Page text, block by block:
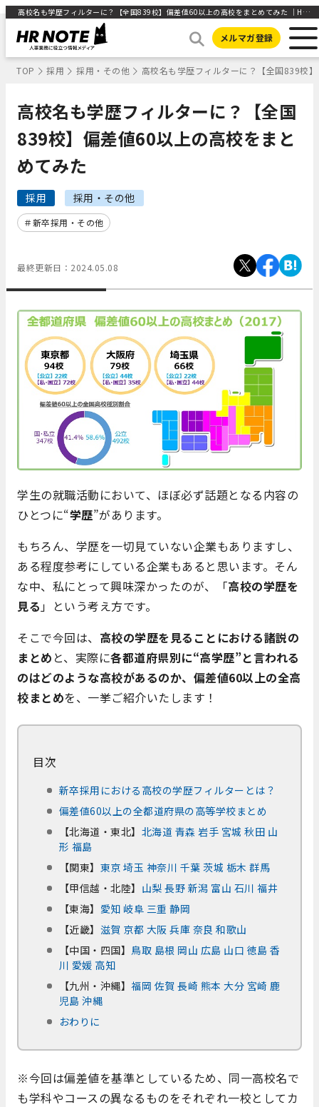
高校名も学歴フィルターに？【全国839校】偏差値60以上の高校をまとめてみた ｜HR NOTE
メルマガ登録
TOP 採用 採用・その他 高校名も学歴フィルターに？【全国839校
高校名も学歴フィルターに？【全国
839校】偏差値60以上の高校をまと
めてみた
採用 採用・その他
新卒採用・その他
最終更新日： 2024.05.08
学生の就職活動において、ほぼ必ず話題となる内容の
ひとつに“学歴”があります。
もちろん、学歴を一切見ていない企業もありますし、
ある程度参考にしている企業もあると思います。そん
な中、私にとって興味深かったのが、「高校の学歴を
見る」という考え方です。
そこで今回は、 高校の学歴を見ることにおける諸説の
まとめ と、実際に各都道府県別に“高学歴”と言われる
のはどのような高校があるのか、偏差値60以上の全高
校まとめを、一挙ご紹介いたします！
目次
新卒採用における高校の学歴フィルターとは？
偏差値60以上の全都道府県の高等学校まとめ
【北海道・東北】 北海道 青森 岩手 宮城 秋田 山
形 福島
【関東】 東京 埼玉 神奈川 千葉 茨城 栃木 群馬
【甲信越・北陸】 山梨 長野 新潟 富山 石川 福井
【東海】 愛知 岐阜 三重 静岡
【近畿】 滋賀 京都 大阪 兵庫 奈良 和歌山
【中国・四国】 鳥取 島根 岡山 広島 山口 徳島 香
川 愛媛 高知
【九州・沖縄】福岡 佐賀 長崎 熊本 大分 宮崎 鹿
児島 沖縄
おわりに
※今回は偏差値を基準としているため、同一高校名で
も学科やコースの異なるものをそれぞれ一校としてカ